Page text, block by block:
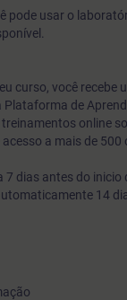
pode usar o
curso, você recebe
de
online
a mais de 500
7 dias antes do
14